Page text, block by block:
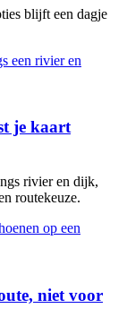
blijft een dagje
je kaart
rivier en dijk,
routekeuze.
niet voor